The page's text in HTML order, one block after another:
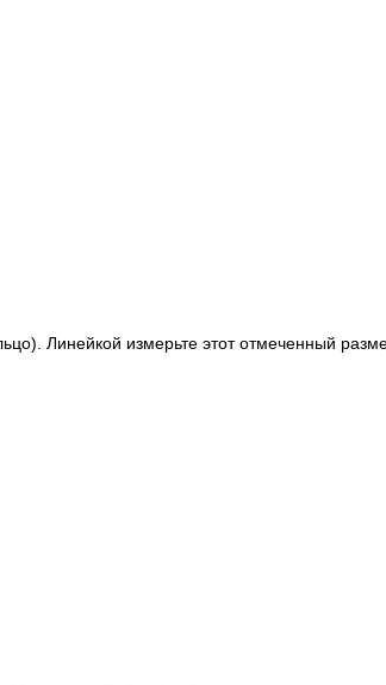
Линейкой измерьте этот отмеченный